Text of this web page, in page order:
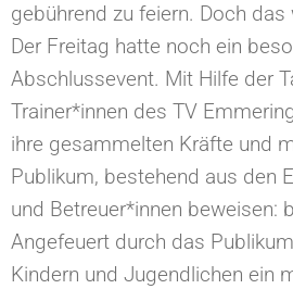
gebührend zu feiern. Doch
Der Freitag hatte noch ein
Abschlussevent. Mit Hilfe der
Trainer*innen des TV
ihre gesammelten Kräfte und
Publikum, bestehend aus den
und Betreuer*innen beweisen:
Angefeuert durch das
Kindern und Jugendlichen ein